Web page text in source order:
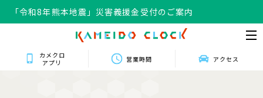
「令和8年熊本地震」災害義援金受付のご案内
カメクロ
アプリ
営業時間 アクセス